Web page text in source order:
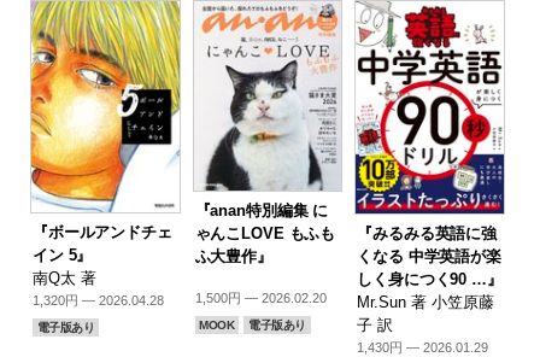
『ボールアンドチェ
イン 5』
南Q太 著
1,320円 — 2026.04.28
電子版あり
『anan特別編集 に
ゃんこLOVE もふも
ふ大豊作』
1,500円 — 2026.02.20
MOOK 電子版あり
『みるみる英語に強
くなる 中学英語が楽
しく身につく90 …』
Mr.Sun 著 小笠原藤
子 訳
1,430円 — 2026.01.29